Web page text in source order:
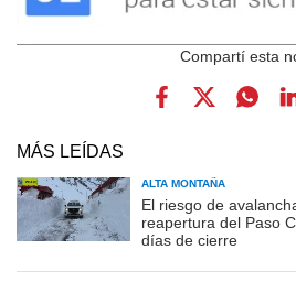
MÁS LEÍDAS
ALTA MONTAÑA
El riesgo de
reapertura del Paso
días de cierre